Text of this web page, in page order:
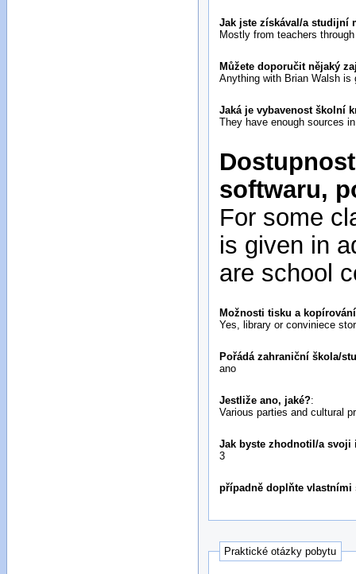
Jak jste získával/a studijní
Mostly from teachers
Můžete doporučit nějaký
Anything with Brian Walsh is
Jaká je vybavenost školní
They have enough sources
softwaru,
For some
is given in
are school
Možnosti tisku a kopírování
Yes, library or conviniece
Pořádá zahraniční škola/
ano
Jestliže ano, jaké?:
Various parties and cultural
Jak byste zhodnotil/a svoji
3
případně doplňte vlastními
Praktické otázky pobytu